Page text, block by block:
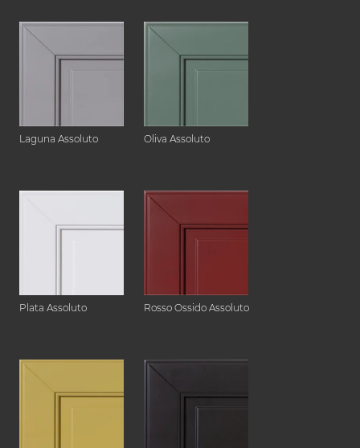
Laguna Assoluto Oliva Assoluto
Plata Assoluto Rosso Ossido Assoluto